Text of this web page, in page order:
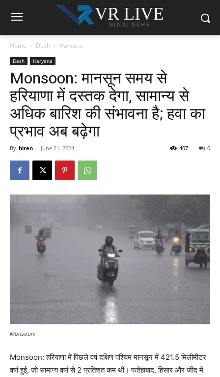
VR LIVE
HINDI NEWS
Home Desh Haryana
Desh Haryana
Monsoon: मानसून समय से
हरियाणा में दस्तक देगा, सामान्य से
अधिक बारिश की संभावना है; हवा का
प्रभाव अब बढ़ेगा
By hiren - June 21, 2024 0
407
Monsoon:
Monsoon: हरियाणा में पिछले वर्ष दक्षिण पश्चिम मानसून में 421.5 मिलीमीटर
वर्षा हुई, जो सामान्य वर्षा से 2 प्रतिशत कम थी। फतेहाबाद, हिसार और जींद में